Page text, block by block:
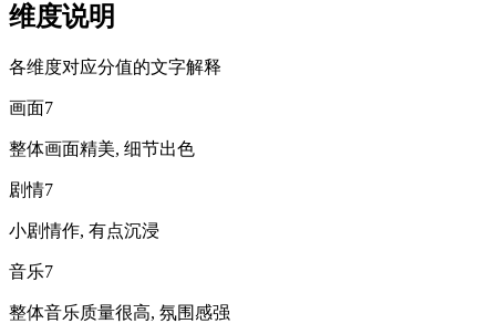
维度说明
各维度对应分值的文字解释
画面7
整体画面精美, 细节出色
剧情7
小剧情作, 有点沉浸
音乐7
整体音乐质量很高, 氛围感强